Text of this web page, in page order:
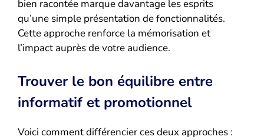
bien racontée marque davantage les esprits
qu’une simple présentation de fonctionnalités.
Cette approche renforce la mémorisation et
l’impact auprès de votre audience.
Trouver le bon équilibre entre
informatif et promotionnel
Voici comment différencier ces deux approches :